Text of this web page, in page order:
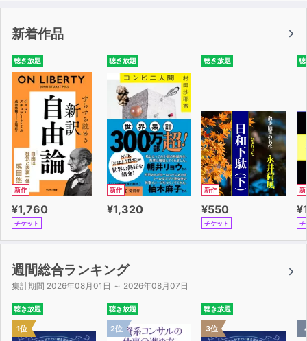
新着作品
聴き放題
新作
¥1,760
チケット
聴き放題
新作
¥1,320
聴き放題
新作
¥550
チケット
聴
新
チ
週間総合ランキング
集計期間 2026年08月01日 ～ 2026年08月07日
聴き放題
1位
聴き放題
2位
聴き放題
3位